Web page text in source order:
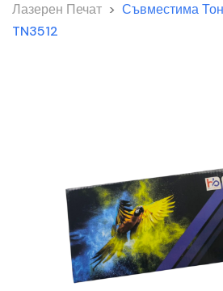
Лазерен Печат > Съвместима
TN3512